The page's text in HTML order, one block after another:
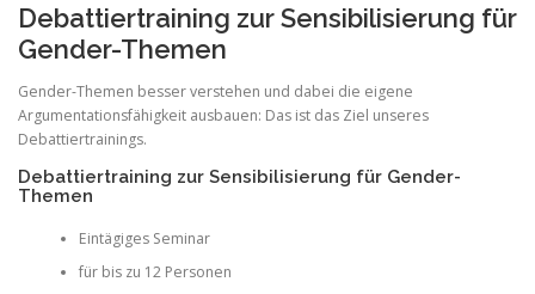
Debattiertraining zur Sensibilisierung für
Gender-Themen
Gender-Themen besser verstehen und dabei die eigene
Argumentationsfähigkeit ausbauen: Das ist das Ziel unseres
Debattiertrainings.
Debattiertraining zur Sensibilisierung für Gender-
Themen
Eintägiges Seminar
für bis zu 12 Personen